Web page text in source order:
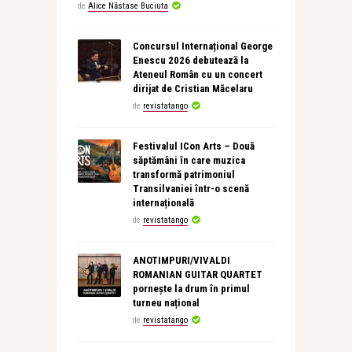
de Alice Năstase Buciuta
Concursul Internațional George
Enescu 2026 debutează la
Ateneul Român cu un concert
dirijat de Cristian Măcelaru
de revistatango
Festivalul ICon Arts – Două
săptămâni în care muzica
transformă patrimoniul
Transilvaniei într-o scenă
internațională
de revistatango
ANOTIMPURI/VIVALDI
ROMANIAN GUITAR QUARTET
pornește la drum în primul
turneu național
de revistatango